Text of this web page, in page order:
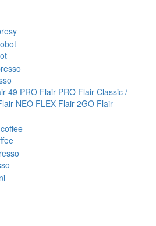
49 PRO Flair PRO Flair Classic /
NEO FLEX Flair 2GO Flair